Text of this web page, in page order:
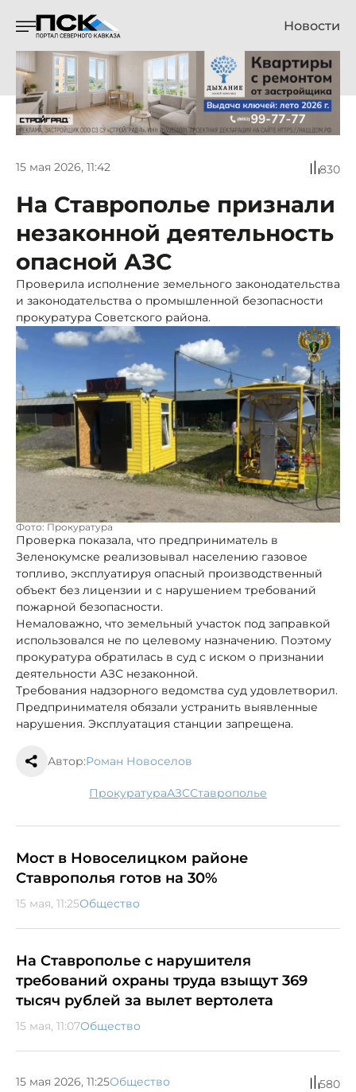
Новости
15 мая 2026, 11:42 830
На Ставрополье признали
незаконной деятельность
опасной АЗС
Проверила исполнение земельного законодательства
и законодательства о промышленной безопасности
прокуратура Советского района.
Фото: Прокуратура
Проверка показала, что предприниматель в
Зеленокумске реализовывал населению газовое
топливо, эксплуатируя опасный производственный
объект без лицензии и с нарушением требований
пожарной безопасности.
Немаловажно, что земельный участок под заправкой
использовался не по целевому назначению. Поэтому
прокуратура обратилась в суд с иском о признании
деятельности АЗС незаконной.
Требования надзорного ведомства суд удовлетворил.
Предпринимателя обязали устранить выявленные
нарушения. Эксплуатация станции запрещена.
Автор:Роман Новоселов
прокуратура АЗС Ставрополье
Мост в Новоселицком районе
Ставрополья готов на 30%
15 мая, 11:25Общество
На Ставрополье с нарушителя
требований охраны труда взыщут 369
тысяч рублей за вылет вертолета
15 мая, 11:07Общество
15 мая 2026, 11:25Общество 580